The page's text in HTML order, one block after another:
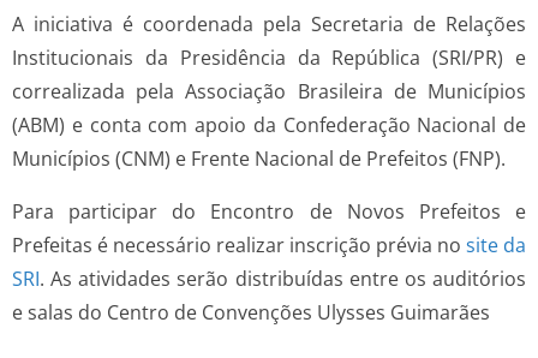
A iniciativa é coordenada pela Secretaria de Relações
Institucionais da Presidência da República (SRI/PR) e
correalizada pela Associação Brasileira de Municípios
(ABM) e conta com apoio da Confederação Nacional de
Municípios (CNM) e Frente Nacional de Prefeitos (FNP).
Para participar do Encontro de Novos Prefeitos e
Prefeitas é necessário realizar inscrição prévia no site da
SRI. As atividades serão distribuídas entre os auditórios
e salas do Centro de Convenções Ulysses Guimarães